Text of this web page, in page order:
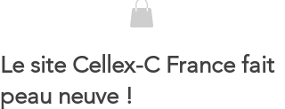
Le site Cellex-C France fait
peau neuve !